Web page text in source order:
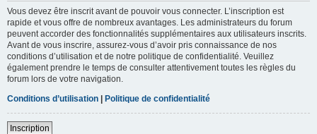
Vous devez être inscrit avant de pouvoir vous connecter. L’inscription est
rapide et vous offre de nombreux avantages. Les administrateurs du forum
peuvent accorder des fonctionnalités supplémentaires aux utilisateurs inscrits.
Avant de vous inscrire, assurez-vous d’avoir pris connaissance de nos
conditions d’utilisation et de notre politique de confidentialité. Veuillez
également prendre le temps de consulter attentivement toutes les règles du
forum lors de votre navigation.
Conditions d’utilisation | Politique de confidentialité
Inscription